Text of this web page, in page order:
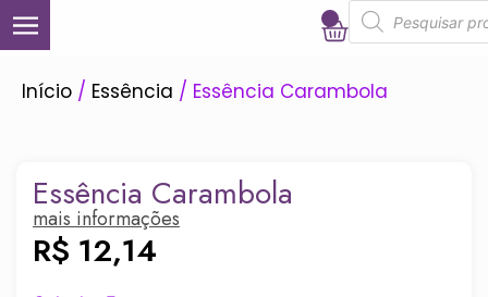
Início / Essência / Essência Carambola
Essência Carambola
mais informações
R$ 12,14